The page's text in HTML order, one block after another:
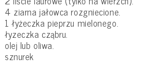
4 ziarna jałowca rozgniecione.
1 łyżeczka pieprzu mielonego.
łyzeczka cząbru.
olej lub oliwa.
sznurek